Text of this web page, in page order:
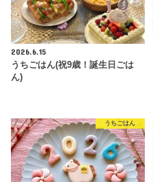
2026.6.15
うちごはん(祝9歳！誕生日ごは
ん)
うちごはん